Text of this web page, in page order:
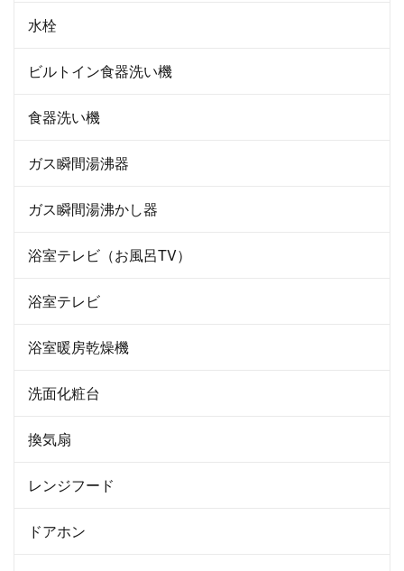
水栓
ビルトイン食器洗い機
食器洗い機
ガス瞬間湯沸器
ガス瞬間湯沸かし器
浴室テレビ（お風呂TV）
浴室テレビ
浴室暖房乾燥機
洗面化粧台
換気扇
レンジフード
ドアホン